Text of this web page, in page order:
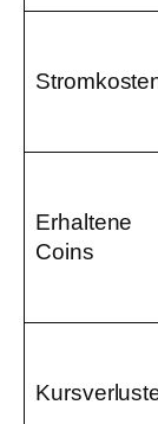
Erhaltene
Coins